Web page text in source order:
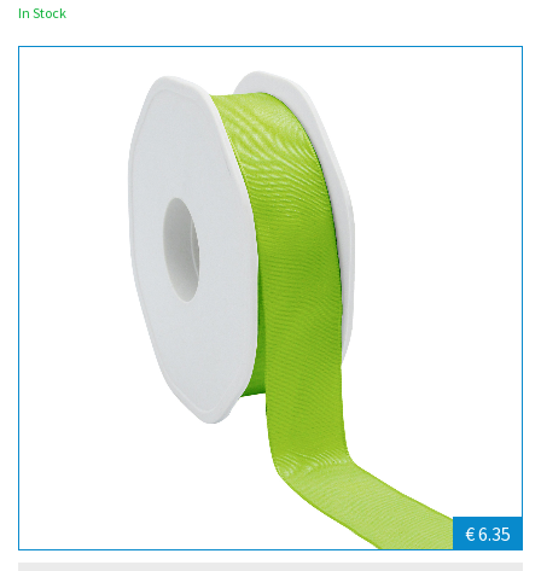
In Stock
€ 6.35